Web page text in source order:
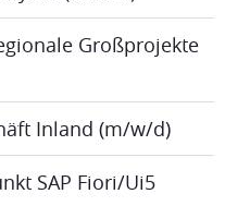
Großprojekte
Inland (m/w/d)
SAP Fiori/Ui5